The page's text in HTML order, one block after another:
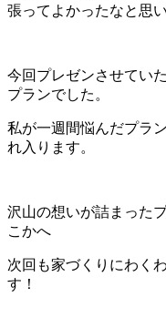
張ってよかったなと思
今回プレゼンさせてい
プランでした。
私が一週間悩んだプラ
れ入ります。
沢山の想いが詰まった
こかへ
次回も家づくりにわく
す！